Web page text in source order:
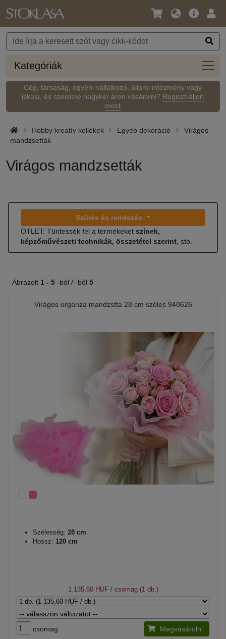
Nyelv
Pénznem
Fő
Kategóriák
Cég, társaság, egyéni vállalkozó, állami intézmény vagy
iskola, és szeretne nagyker áron vásárolni? Regisztráljon
most
Hobby kreatív kellékek Egyéb dekoráció
Virágos
mandzsetták
Virágos mandzsetták
Szűrés és rendezés
ÖTLET: Tüntessék fel a termékeket színek,
képzőművészeti technikák, összetétel szerint , stb.
Ábrázolt 1 - 5 -ból / -ből 5
Virágos organza mandzstta 28 cm széles 940626
Szélesség: 28 cm
Hossz: 120 cm
1 135,60 HUF/ csomag (1 db.)
csomag Megvásárolni